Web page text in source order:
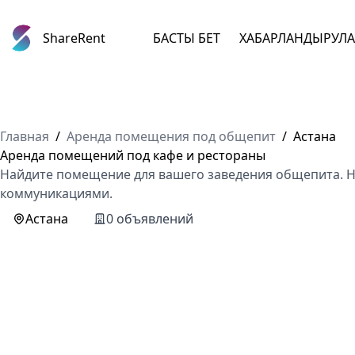
ShareRent БАСТЫ БЕТ
Главная / Аренда помещения под общепит / Астана
Аренда помещений под кафе и рестораны
Найдите помещение для вашего заведения общепита.
коммуникациями.
Астана
0 объявлений